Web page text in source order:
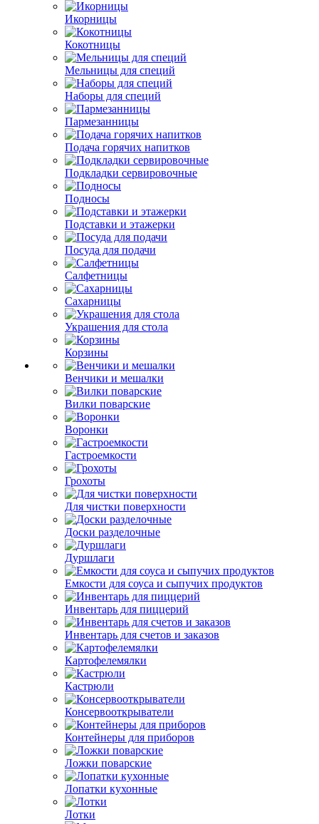
Икорницы
Кокотницы
Мельницы для специй
Наборы для специй
Пармезанницы
Подача горячих напитков
Подкладки сервировочные
Подносы
Подставки и этажерки
Посуда для подачи
Салфетницы
Сахарницы
Украшения для стола
Корзины
Венчики и мешалки
Вилки поварские
Воронки
Гастроемкости
Грохоты
Для чистки поверхности
Доски разделочные
Дуршлаги
Емкости для соуса и сыпучих продуктов
Инвентарь для пиццерий
Инвентарь для счетов и заказов
Картофелемялки
Кастрюли
Консервооткрыватели
Контейнеры для приборов
Ложки поварские
Лопатки кухонные
Лотки